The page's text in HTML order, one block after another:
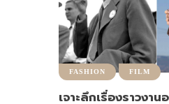
FASHION FILM
เจาะลึกเรื่องราวงา